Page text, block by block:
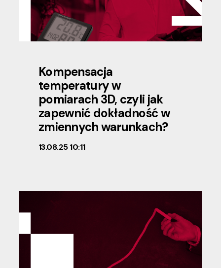
Kompensacja
temperatury w
pomiarach 3D, czyli jak
zapewnić dokładność w
zmiennych warunkach?
13.08.25 10:11